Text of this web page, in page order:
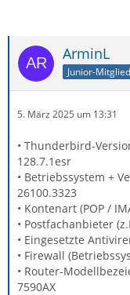
ArminL
Junior-Mitglied
5. März 2025 um 13:31
• Thunderbird-
128.7.1esr
• Betriebssystem +
26100.3323
• Kontenart (POP /
• Postfachanbieter
• Eingesetzte
• Firewall
• Router-
7590AX